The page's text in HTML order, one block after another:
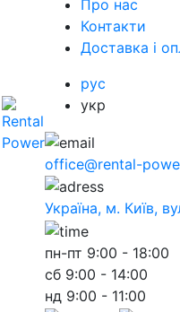
Про нас
Контакти
Доставка і
рус
укр
office@rental-
Україна, м. Київ,
пн-пт 9:00 - 18:00
сб 9:00 - 14:00
нд 9:00 - 11:00